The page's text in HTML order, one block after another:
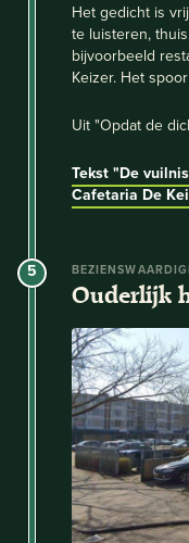
Het gedicht is
te luisteren,
bijvoorbeeld
Keizer. Het
Uit "Opdat de
Tekst "De
Cafetaria De
5
Ouderlijk